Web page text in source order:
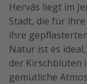
Hervás liegt im
Stadt, die für
ihre
Natur ist es
der Kirschblüten
gemütliche